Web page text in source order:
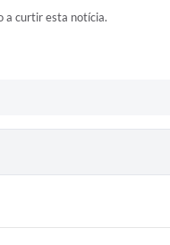
a curtir esta notícia.